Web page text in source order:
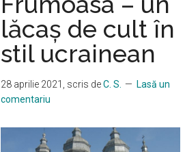
lăcaș de cult în
stil ucrainean
28 aprilie 2021 , scris deC. S.
Lasă un
comentariu